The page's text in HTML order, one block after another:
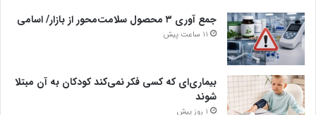
جمع آوری ۳ محصول سلامت‌محور از بازار/ اسامی
11 ساعت پیش
بیماری‌ای که کسی فکر نمی‌کند کودکان به آن مبتلا
شوند
1 روز پیش